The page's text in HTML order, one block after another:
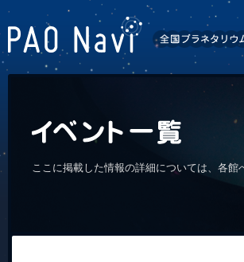
ここに掲載した情報の詳細については、各